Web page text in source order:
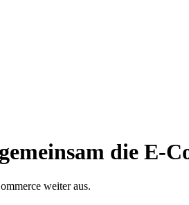
die E-
weiter aus.